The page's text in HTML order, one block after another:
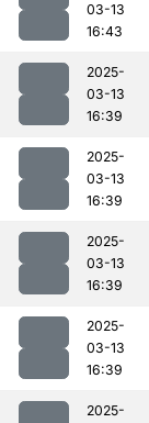
03-13
16:43
2025-
03-13
16:39
2025-
03-13
16:39
2025-
03-13
16:39
2025-
03-13
16:39
2025-